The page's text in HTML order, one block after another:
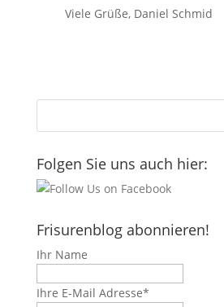
Viele Grüße, Daniel Schmid
Folgen Sie uns auch hier:
Frisurenblog abonnieren!
Ihr Name
Ihre E-Mail Adresse*